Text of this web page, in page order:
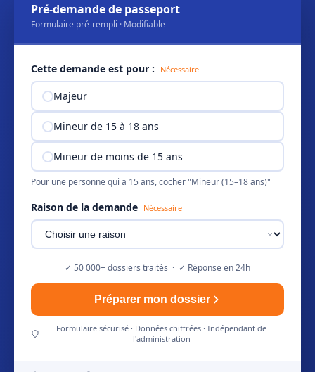
Pré-demande de passeport
Formulaire pré-rempli · Modifiable
Cette demande est pour : Nécessaire
Majeur
Mineur de 15 à 18 ans
Mineur de moins de 15 ans
Pour une personne qui a 15 ans, cocher "Mineur (15–18 ans)"
Raison de la demande Nécessaire
✓ 50 000+ dossiers traités · ✓ Réponse en 24h
Préparer mon dossier
Formulaire sécurisé · Données chiffrées · Indépendant de
l'administration